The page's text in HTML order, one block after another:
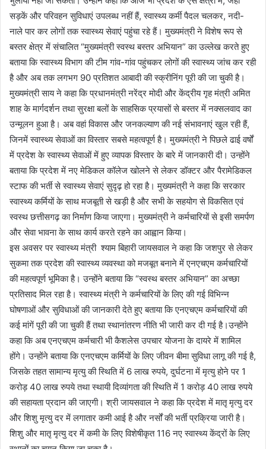
सड़कें और परिवहन सुविधाएं उपलब्ध नहीं हैं, स्वास्थ्य कर्मी पैदल चलकर, नदी-
नाले पार कर लोगों तक स्वास्थ्य सेवाएं पहुंचा रहे हैं। मुख्यमंत्री ने विशेष रूप से
बस्तर क्षेत्र में संचालित “मुख्यमंत्री स्वस्थ बस्तर अभियान” का उल्लेख करते हुए
बताया कि स्वास्थ्य विभाग की टीम गांव-गांव पहुंचकर लोगों की स्वास्थ्य जांच कर रही
है और अब तक लगभग 90 प्रतिशत आबादी की स्क्रीनिंग पूरी की जा चुकी है।
मुख्यमंत्री साय ने कहा कि प्रधानमंत्री नरेंद्र मोदी और केंद्रीय गृह मंत्री अमित
शाह के मार्गदर्शन तथा सुरक्षा बलों के साहसिक प्रयासों से बस्तर में नक्सलवाद का
उन्मूलन हुआ है। अब वहां विकास और जनकल्याण की नई संभावनाएं खुल रही हैं,
जिनमें स्वास्थ्य सेवाओं का विस्तार सबसे महत्वपूर्ण है। मुख्यमंत्री ने पिछले ढाई वर्षों
में प्रदेश के स्वास्थ्य सेवाओं में हुए व्यापक विस्तार के बारे में जानकारी दी। उन्होंने
बताया कि प्रदेश में नए मेडिकल कॉलेज खोलने से लेकर डॉक्टर और पैरामेडिकल
स्टाफ की भर्ती से स्वास्थ्य सेवाएं सुदृढ़ हो रहा है। मुख्यमंत्री ने कहा कि सरकार
स्वास्थ्य कर्मियों के साथ मजबूती से खड़ी है और सभी के सहयोग से विकसित एवं
स्वस्थ छत्तीसगढ़ का निर्माण किया जाएगा। मुख्यमंत्री ने कर्मचारियों से इसी समर्पण
और सेवा भावना के साथ कार्य करते रहने का आह्वान किया।
इस अवसर पर स्वास्थ्य मंत्री श्याम बिहारी जायसवाल ने कहा कि जशपुर से लेकर
सुकमा तक प्रदेश की स्वास्थ्य व्यवस्था को मजबूत बनाने में एनएचएम कर्मचारियों
की महत्वपूर्ण भूमिका है। उन्होंने बताया कि “स्वस्थ बस्तर अभियान” का अच्छा
प्रतिसाद मिल रहा है। स्वास्थ्य मंत्री ने कर्मचारियों के लिए की गई विभिन्न
घोषणाओं और सुविधाओं की जानकारी देते हुए बताया कि एनएचएम कर्मचारियों की
कई मांगें पूरी की जा चुकी हैं तथा स्थानांतरण नीति भी जारी कर दी गई है।उन्होंने
कहा कि अब एनएचएम कर्मचारी भी कैशलेस उपचार योजना के दायरे में शामिल
होंगे। उन्होंने बताया कि एनएचएम कर्मियों के लिए जीवन बीमा सुविधा लागू की गई है,
जिसके तहत सामान्य मृत्यु की स्थिति में 6 लाख रुपये, दुर्घटना में मृत्यु होने पर 1
करोड़ 40 लाख रुपये तथा स्थायी दिव्यांगता की स्थिति में 1 करोड़ 40 लाख रुपये
की सहायता प्रदान की जाएगी। श्री जायसवाल ने कहा कि प्रदेश में मातृ मृत्यु दर
और शिशु मृत्यु दर में लगातार कमी आई है और नर्सों की भर्ती प्रक्रिया जारी है।
शिशु और मातृ मृत्यु दर में कमी के लिए विशेषीकृत 116 नए स्वास्थ्य केंद्रों के लिए